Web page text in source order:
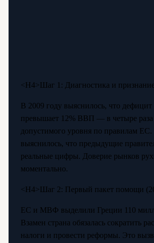
<Н4>Шаг 1: Диагностика и
В 2009 году выяснилось, что
превышает 12% ВВП — в четыре раза
допустимого уровня по правилам
выяснилось, что предыдущие
реальные цифры. Доверие рынков
моментально.
<Н4>Шаг 2: Первый пакет помощи
ЕС и МВФ выделили Греции 110
Взамен страна обязалась сократить
налоги и провести реформы. Это